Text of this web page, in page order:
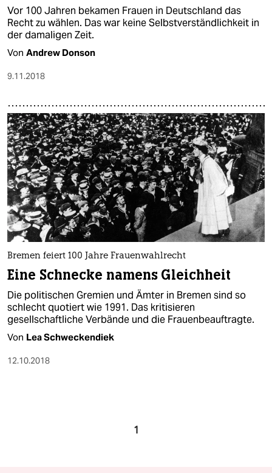
Vor 100 Jahren bekamen Frauen in Deutschland das
Recht zu wählen. Das war keine Selbstverständlichkeit in
der damaligen Zeit.
Von Andrew Donson
9.11.2018
Bremen feiert 100 Jahre Frauenwahlrecht
Eine Schnecke namens Gleichheit
Die politischen Gremien und Ämter in Bremen sind so
schlecht quotiert wie 1991. Das kritisieren
gesellschaftliche Verbände und die Frauenbeauftragte.
Von Lea Schweckendiek
12.10.2018
1